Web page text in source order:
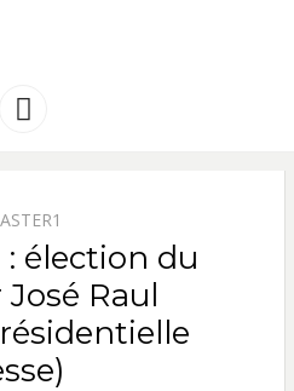
AMERIQUE
Menu
élection du
Raul